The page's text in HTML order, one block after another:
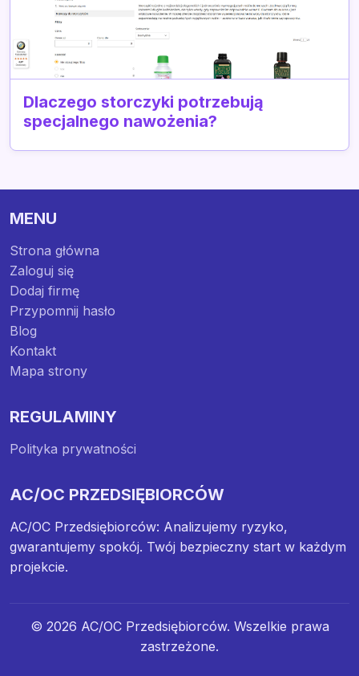
Dlaczego storczyki potrzebują
specjalnego nawożenia?
MENU
Strona główna
Zaloguj się
Dodaj firmę
Przypomnij hasło
Blog
Kontakt
Mapa strony
REGULAMINY
Polityka prywatności
AC/OC PRZEDSIĘBIORCÓW
AC/OC Przedsiębiorców: Analizujemy ryzyko,
gwarantujemy spokój. Twój bezpieczny start w każdym
projekcie.
© 2026 AC/OC Przedsiębiorców. Wszelkie prawa
zastrzeżone.